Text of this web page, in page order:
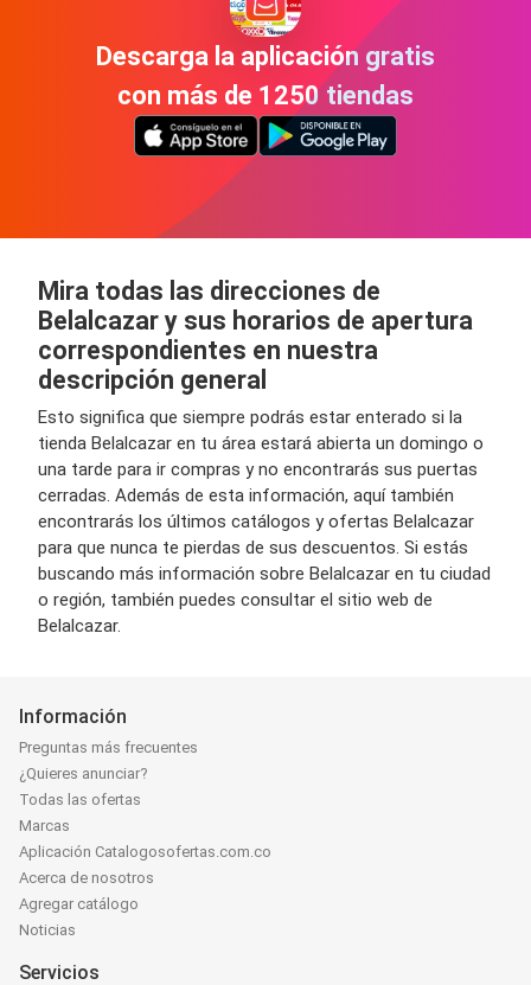
Descarga la aplicación gratis
con más de 1250 tiendas
Mira todas las direcciones de
Belalcazar y sus horarios de apertura
correspondientes en nuestra
descripción general
Esto significa que siempre podrás estar enterado si la
tienda Belalcazar en tu área estará abierta un domingo o
una tarde para ir compras y no encontrarás sus puertas
cerradas. Además de esta información, aquí también
encontrarás los últimos catálogos y ofertas Belalcazar
para que nunca te pierdas de sus descuentos. Si estás
buscando más información sobre Belalcazar en tu ciudad
o región, también puedes consultar el sitio web de
Belalcazar.
Información
Preguntas más frecuentes
¿Quieres anunciar?
Todas las ofertas
Marcas
Aplicación Catalogosofertas.com.co
Acerca de nosotros
Agregar catálogo
Noticias
Servicios